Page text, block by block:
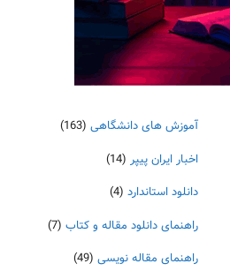
آموزش های دانشگاهی (163)
اخبار ایران پیپر (14)
دانلود استاندارد (4)
راهنمای دانلود مقاله و کتاب (7)
راهنمای مقاله نویسی (49)